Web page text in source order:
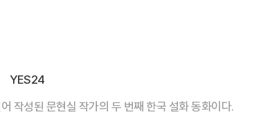
YES24
어 작성된 문현실 작가의 두 번째 한국 설화 동화이다.